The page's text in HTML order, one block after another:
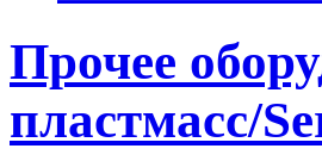
Прочее
пластмасс/